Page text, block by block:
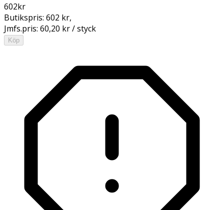
602kr
Butikspris: 602 kr,
Jmfs.pris: 60,20 kr / styck
Köp